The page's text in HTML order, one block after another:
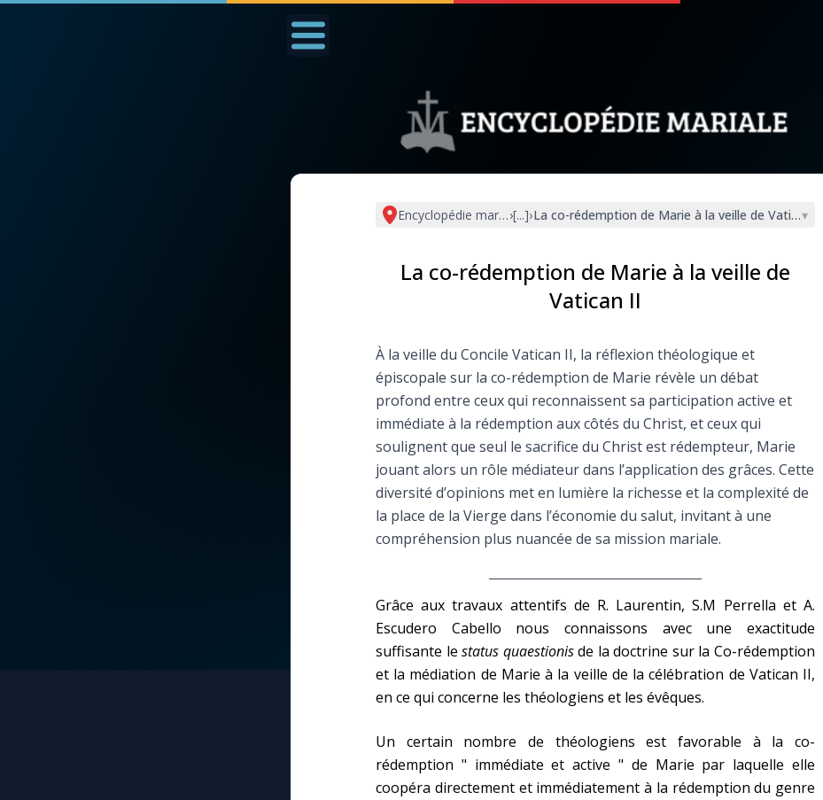
Nous soutenir À propos Facebook Infos légales
Prier au quotidien
Les premiers samedis
Marie qui défait les
Me consacrer à Jésus
Une Minute avec Marie
◼︎À la une
Chapelet pour le monde
Contact
Faire un don
Marie de Nazareth
Encyclopédie mariale
›[...]›La co-rédemption de Marie à la veille de Vatican II
▾
La co-rédemption de Marie à la veille de
Vatican II
À la veille du Concile Vatican II, la réflexion théologique et
épiscopale sur la co-rédemption de Marie révèle un débat
profond entre ceux qui reconnaissent sa participation active et
immédiate à la rédemption aux côtés du Christ, et ceux qui
soulignent que seul le sacrifice du Christ est rédempteur, Marie
jouant alors un rôle médiateur dans l’application des grâces. Cette
diversité d’opinions met en lumière la richesse et la complexité de
la place de la Vierge dans l’économie du salut, invitant à une
compréhension plus nuancée de sa mission mariale.
Grâce aux travaux attentifs de R. Laurentin, S.M Perrella et A.
Escudero Cabello nous connaissons avec une exactitude
suffisante lestatus quaestionisde la doctrine sur la Co-rédemption
et la médiation de Marie à la veille de la célébration de Vatican II,
en ce qui concerne les théologiens et les évêques.
Un certain nombre de théologiens est favorable à la co-
rédemption " immédiate et active " de Marie par laquelle elle
coopéra directement et immédiatement à la rédemption du genre